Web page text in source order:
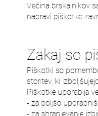
Večina brskalnikov
napravi piškotke
Zakaj so
Piškotki so
storitev, ki
Piškotke uporablja
- za boljšo
- za shranjevanje